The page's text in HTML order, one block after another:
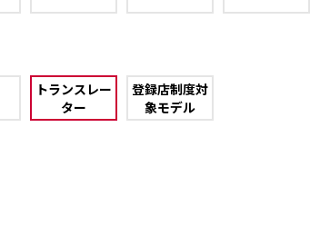
トランスレー
ター
登録店制度対
象モデル